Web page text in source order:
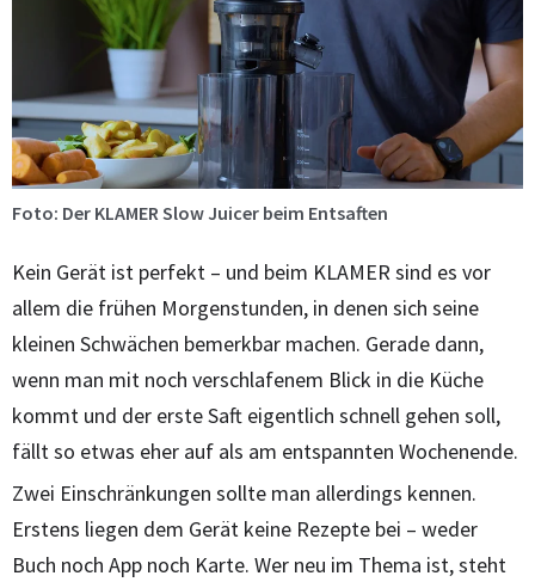
Foto: Der KLAMER Slow Juicer beim Entsaften
Kein Gerät ist perfekt – und beim KLAMER sind es vor
allem die frühen Morgenstunden, in denen sich seine
kleinen Schwächen bemerkbar machen. Gerade dann,
wenn man mit noch verschlafenem Blick in die Küche
kommt und der erste Saft eigentlich schnell gehen soll,
fällt so etwas eher auf als am entspannten Wochenende.
Zwei Einschränkungen sollte man allerdings kennen.
Erstens liegen dem Gerät keine Rezepte bei – weder
Buch noch App noch Karte. Wer neu im Thema ist, steht